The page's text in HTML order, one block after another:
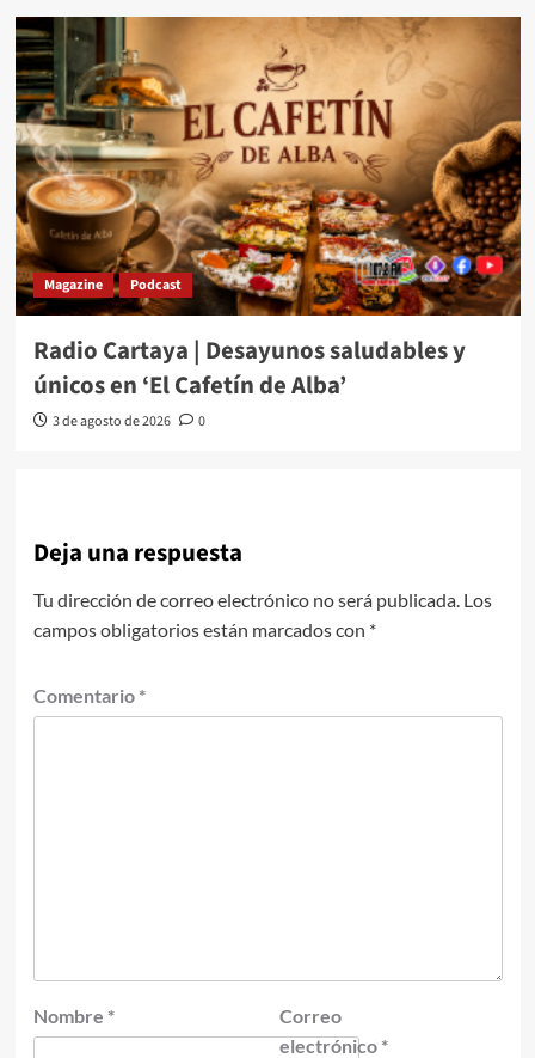
Magazine Podcast
Radio Cartaya | Desayunos saludables y
únicos en ‘El Cafetín de Alba’
3 de agosto de 2026 0
Deja una respuesta
Tu dirección de correo electrónico no será publicada. Los
campos obligatorios están marcados con *
Comentario *
Nombre *
Correo
electrónico *